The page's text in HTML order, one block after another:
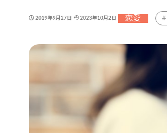
2019年9月27日 2023年10月2日 恋愛